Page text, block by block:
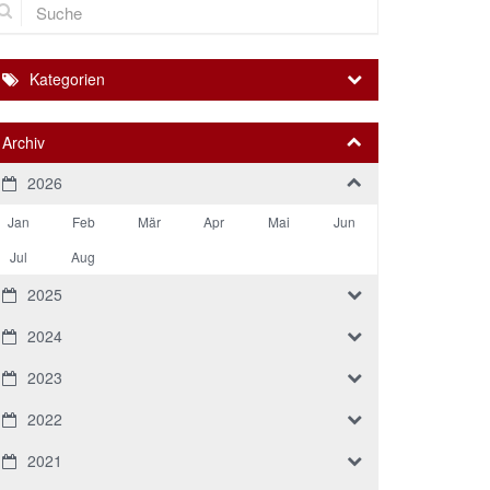
Kategorien
Archiv
2026
Jan Feb Mär Apr Mai
Jun
Jul
Aug
2025
2024
2023
2022
2021